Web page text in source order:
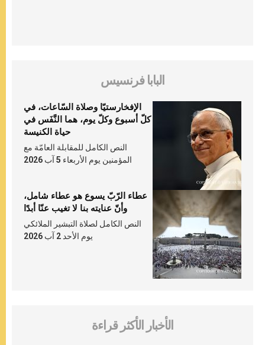
البابا فرنسيس
الإفخارستيّا وصلاة السّاعات، في
كلّ أسبوع وكلّ يوم، هما النَّفَس في
حياة الكنيسة
النص الكامل للمقابلة العامّة مع
المؤمنين يوم الأربعاء 5 آب 2026
عطاء الرّبّ يسوع هو عطاء شامل،
وأنّ عنايته بنا لا تغيب عنّا أبدًا
النص الكامل لصلاة التبشير الملائكي
يوم الأحد 2 آب 2026
الأخبار الأكثر قراءة